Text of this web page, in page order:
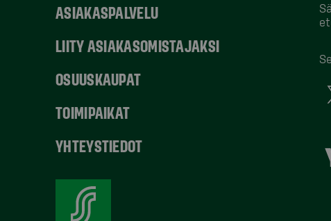
ASIAKASPALVELU
LIITY ASIAKASOMISTAJAKSI
OSUUSKAUPAT
TOIMIPAIKAT
YHTEYSTIEDOT